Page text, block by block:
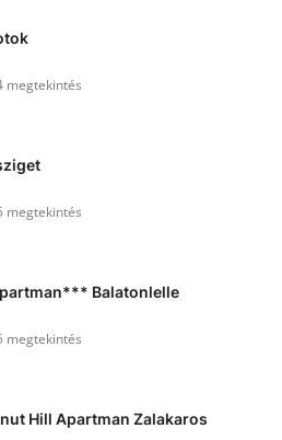
megtekintés
megtekintés
Balatonlelle
megtekintés
Hill Apartman Zalakaros